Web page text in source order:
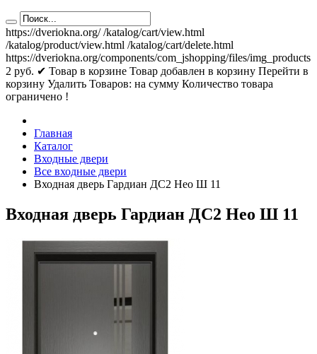
https://dveriokna.org/ /katalog/cart/view.html
/katalog/product/view.html /katalog/cart/delete.html
https://dveriokna.org/components/com_jshopping/files/img_products
2 руб. ✔ Товар в корзине Товар добавлен в корзину Перейти в
корзину Удалить Товаров: на сумму Количество товара
ограничено !
Главная
Каталог
Входные двери
Все входные двери
Входная дверь Гардиан ДС2 Нео Ш 11
Входная дверь Гардиан ДС2 Нео Ш 11